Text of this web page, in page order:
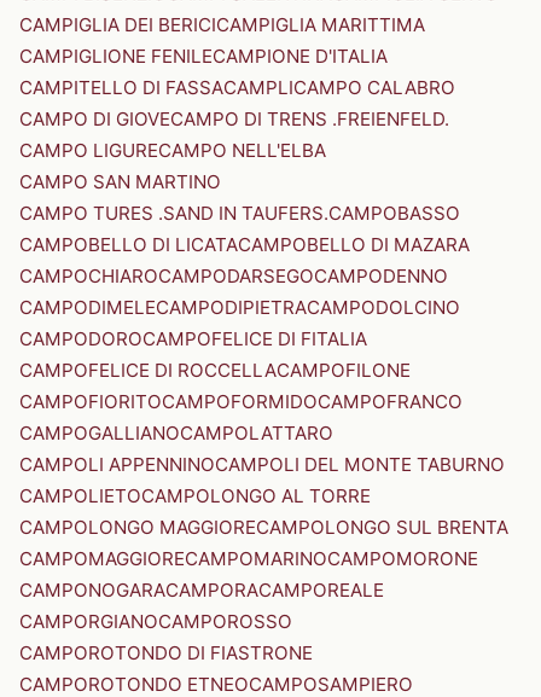
CAMPIGLIA DEI BERICICAMPIGLIA MARITTIMA
CAMPIGLIONE FENILECAMPIONE D'ITALIA
CAMPITELLO DI FASSACAMPLICAMPO CALABRO
CAMPO DI GIOVECAMPO DI TRENS .FREIENFELD.
CAMPO LIGURECAMPO NELL'ELBA
CAMPO SAN MARTINO
CAMPO TURES .SAND IN TAUFERS.CAMPOBASSO
CAMPOBELLO DI LICATACAMPOBELLO DI MAZARA
CAMPOCHIAROCAMPODARSEGOCAMPODENNO
CAMPODIMELECAMPODIPIETRACAMPODOLCINO
CAMPODOROCAMPOFELICE DI FITALIA
CAMPOFELICE DI ROCCELLACAMPOFILONE
CAMPOFIORITOCAMPOFORMIDOCAMPOFRANCO
CAMPOGALLIANOCAMPOLATTARO
CAMPOLI APPENNINOCAMPOLI DEL MONTE TABURNO
CAMPOLIETOCAMPOLONGO AL TORRE
CAMPOLONGO MAGGIORECAMPOLONGO SUL BRENTA
CAMPOMAGGIORECAMPOMARINOCAMPOMORONE
CAMPONOGARACAMPORACAMPOREALE
CAMPORGIANOCAMPOROSSO
CAMPOROTONDO DI FIASTRONE
CAMPOROTONDO ETNEOCAMPOSAMPIERO